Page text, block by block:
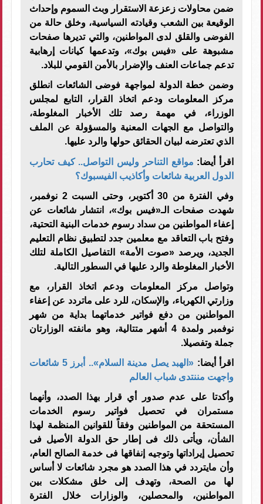
ضمن محاولات زعزعة الاستقرار وبث السموم وإحداث
الوقيعة بين الشعب وقيادته السياسية، وخلق حالة من
الفوضى والقلق لدى المواطنين، والتي تديرها صفحات
مشبوهة على «فيس بوك»، وتدعمها كيانات إرهابية
تدعم جماعات العنف والإضرار بالأمن القومي للبلاد.
وضمن خطة الدولة لمواجهة فوضى الشائعات انطلق
مركز المعلومات ودعم اتخاذ القرار، التابع لمجلس
الوزراء، في مهمة رصد تلك الأخبار المغلوطة،
والتواصل مع الجهات المعنية والمسؤولة عن الملف
الذي تعترضه لبيان الحقائق حولها والرد عليها.
اقرأ أيضا: مواقع التناحر وليس التواصل.. كيف تحارب
الدول العربية شائعات وأكاذيب الفيسبوك؟
وفي الفترة من 30 أكتوبر، وحتى السبت 2 نوفمبر،
شهدت صفحات الـ«فيس بوك»، انتشار شائعات عن
إعفاء المواطنين من سداد رسوم خدمات البنية التحتية،
وفتح باب التعاقد مع معلمين جدد لتطبيق نظام التعليم
الجديد، ويرصد «صوت الأمة» التفاصيل الكاملة لتلك
الأخبار المغلوطة والرد عليها في السطور التالية.
وتواصل مركز المعلومات ودعم اتخاذ القرار، مع
وزارتي الكهرباء، والإسكان، للرد على ماتردد عن إعفاء
المواطنين من دفع فواتير خدماتهما بداية من شهر
نوفمبر ولمدة 4 أشهر متتالية، وهو مانفته الوزارتان
جملة وتفصيلا.
اقرأ أيضا:
«الهبد يصل مدينة السلام».. أبرز 5 شائعات
واجهت مننتدى شباب العالم
وأكدتا على عدم صدور أي قرار بهذا الصدد، وأنهما
مستمران في تحصيل فواتير رسوم الخدمات
المستحقة من المواطنين وفقاً للقوانين المنظمة لهذا
الشأن، ويأتى ذلك فى إطار حق الدولة الأصيل فى
تحصيل إيراداتها وتوجيه إنفاقها فى خدمة الصالح العام،
وأن مايتردد في هذا الصدد هو مجرد شائعات لا أساس
لها من الصحة، وتهدف إلى خلق مشكلات بين
المواطنين، والمحصلين، والوزارات خلال الفترة